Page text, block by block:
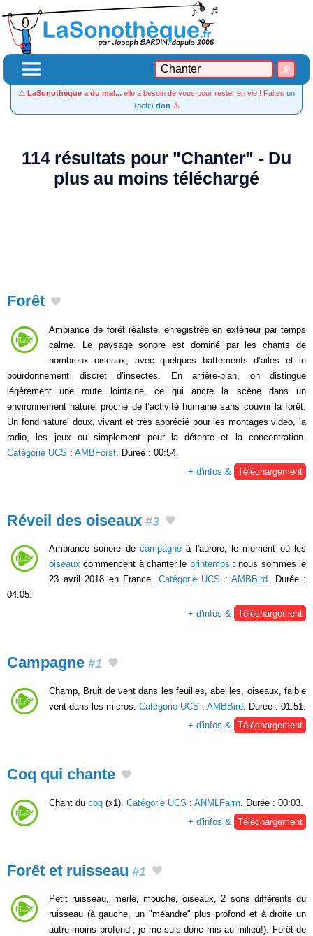
⚠️ LaSonothèque a du mal... elle a besoin de vous pour rester en vie ! Faites un
(petit) don ⚠️
114 résultats pour "Chanter" - Du
plus au moins téléchargé
Forêt
Ambiance de forêt réaliste, enregistrée en extérieur par temps
calme. Le paysage sonore est dominé par les chants de
nombreux oiseaux, avec quelques battements d’ailes et le
bourdonnement discret d’insectes. En arrière-plan, on distingue
légèrement une route lointaine, ce qui ancre la scène dans un
environnement naturel proche de l’activité humaine sans couvrir la forêt.
Un fond naturel doux, vivant et très apprécié pour les montages vidéo, la
radio, les jeux ou simplement pour la détente et la concentration.
Catégorie UCS : AMBForst . Durée : 00:54.
+ d'infos &
Téléchargement
Réveil des oiseaux #3
Ambiance sonore de campagne à l'aurore, le moment où les
oiseaux commencent à chanter le printemps : nous sommes le
23 avril 2018 en France. Catégorie UCS : AMBBird. Durée :
04:05.
+ d'infos & Téléchargement
Campagne #1
Champ, Bruit de vent dans les feuilles, abeilles, oiseaux, faible
vent dans les micros. Catégorie UCS : AMBBird . Durée : 01:51.
+ d'infos &
Téléchargement
Coq qui chante
Chant du coq (x1). Catégorie UCS : ANMLFarm . Durée : 00:03.
+ d'infos &
Téléchargement
Forêt et ruisseau #1
Petit ruisseau, merle, mouche, oiseaux, 2 sons différents du
ruisseau (à gauche, un "méandre" plus profond et à droite un
autre moins profond ; je me suis donc mis au milieu!). Forêt de